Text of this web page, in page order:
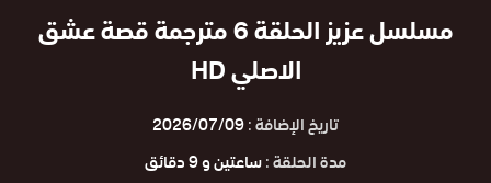
مسلسل عزيز الحلقة 6 مترجمة قصة عشق
الاصلي HD
تاريخ الإضافة :2026/07/09
مدة الحلقة :ساعتين و 9 دقائق